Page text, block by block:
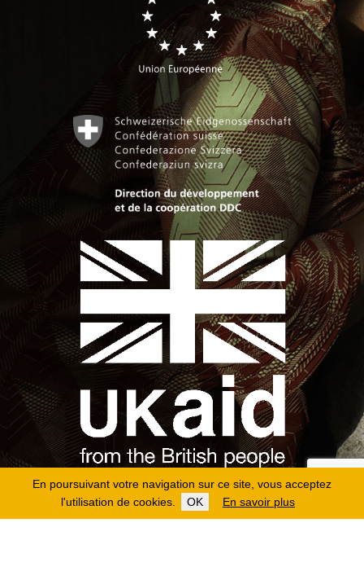
En poursuivant votre navigation sur ce site, vous acceptez
l'utilisation de cookies.
OK En savoir plus